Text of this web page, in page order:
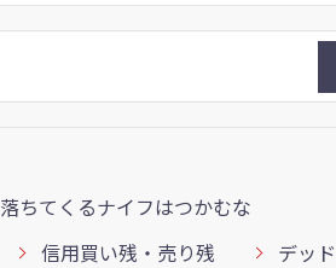
落ちてくるナイフはつかむな
信用買い残・売り残 デッ